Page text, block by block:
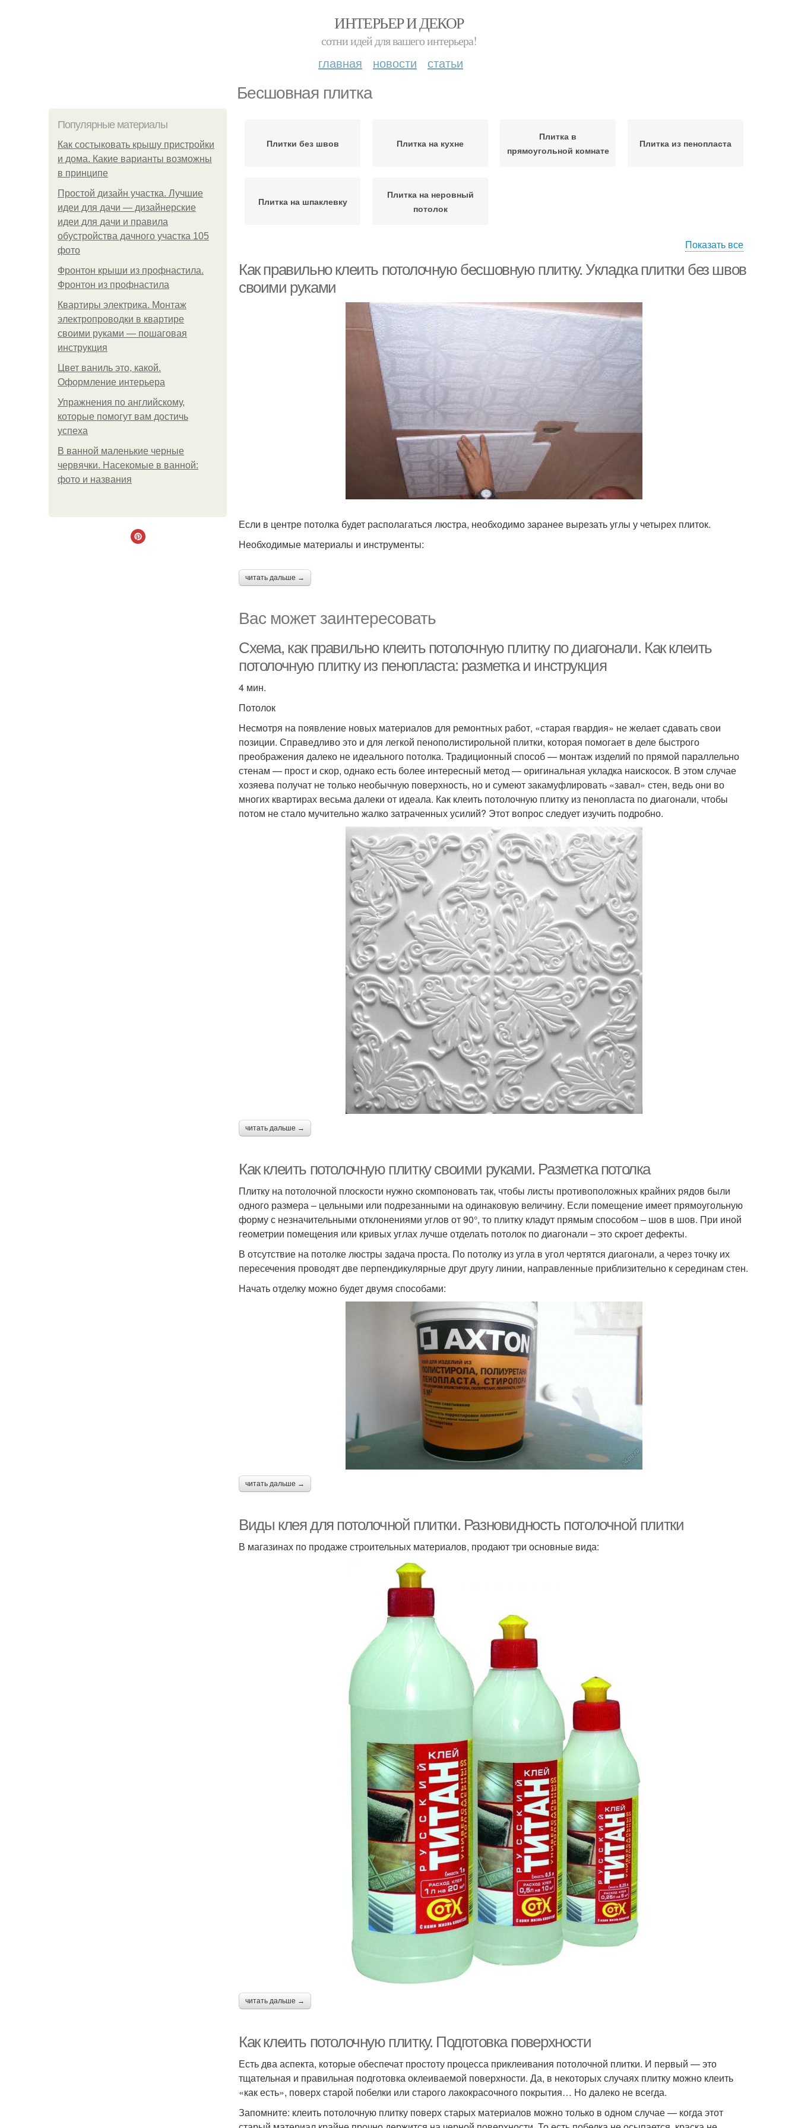
ИНТЕРЬЕР И ДЕКОР
сотни идей для вашего интерьера!
главная новости статьи
Бесшовная плитка
Популярные материалы
Как состыковать крышу пристройки
и дома. Какие варианты возможны
в принципе
Простой дизайн участка. Лучшие
идеи для дачи — дизайнерские
идеи для дачи и правила
обустройства дачного участка 105
фото
Фронтон крыши из профнастила.
Фронтон из профнастила
Квартиры электрика. Монтаж
электропроводки в квартире
своими руками — пошаговая
инструкция
Цвет ваниль это, какой.
Оформление интерьера
Упражнения по английскому,
которые помогут вам достичь
успеха
В ванной маленькие черные
червячки. Насекомые в ванной:
фото и названия
Плитки без швов Плитка на кухне
Плитка в
прямоугольной комнате
Плитка из пенопласта
Плитка на шпаклевку
Плитка на неровный
потолок
Показать все
Как правильно клеить потолочную бесшовную плитку. Укладка плитки без швов
своими руками
Если в центре потолка будет располагаться люстра, необходимо заранее вырезать углы у четырех плиток.
Необходимые материалы и инструменты:
читать дальше →
Вас может заинтересовать
Схема, как правильно клеить потолочную плитку по диагонали. Как клеить
потолочную плитку из пенопласта: разметка и инструкция
4 мин.
Потолок
Несмотря на появление новых материалов для ремонтных работ, «старая гвардия» не желает сдавать свои
позиции. Справедливо это и для легкой пенополистирольной плитки, которая помогает в деле быстрого
преображения далеко не идеального потолка. Традиционный способ — монтаж изделий по прямой параллельно
стенам — прост и скор, однако есть более интересный метод — оригинальная укладка наискосок. В этом случае
хозяева получат не только необычную поверхность, но и сумеют закамуфлировать «завал» стен, ведь они во
многих квартирах весьма далеки от идеала. Как клеить потолочную плитку из пенопласта по диагонали, чтобы
потом не стало мучительно жалко затраченных усилий? Этот вопрос следует изучить подробно.
читать дальше →
Как клеить потолочную плитку своими руками. Разметка потолка
Плитку на потолочной плоскости нужно скомпоновать так, чтобы листы противоположных крайних рядов были
одного размера – цельными или подрезанными на одинаковую величину. Если помещение имеет прямоугольную
форму с незначительными отклонениями углов от 90°, то плитку кладут прямым способом – шов в шов. При иной
геометрии помещения или кривых углах лучше отделать потолок по диагонали – это скроет дефекты.
В отсутствие на потолке люстры задача проста. По потолку из угла в угол чертятся диагонали, а через точку их
пересечения проводят две перпендикулярные друг другу линии, направленные приблизительно к серединам стен.
Начать отделку можно будет двумя способами:
читать дальше →
Виды клея для потолочной плитки. Разновидность потолочной плитки
В магазинах по продаже строительных материалов, продают три основные вида:
читать дальше →
Как клеить потолочную плитку. Подготовка поверхности
Есть два аспекта, которые обеспечат простоту процесса приклеивания потолочной плитки. И первый — это
тщательная и правильная подготовка оклеиваемой поверхности. Да, в некоторых случаях плитку можно клеить
«как есть», поверх старой побелки или старого лакокрасочного покрытия… Но далеко не всегда.
Запомните: клеить потолочную плитку поверх старых материалов можно только в одном случае — когда этот